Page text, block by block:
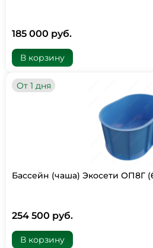
185 000 руб.
В корзину
От 1 дня
Бассейн (чаша) Экосети ОП8Г
254 500 руб.
В корзину